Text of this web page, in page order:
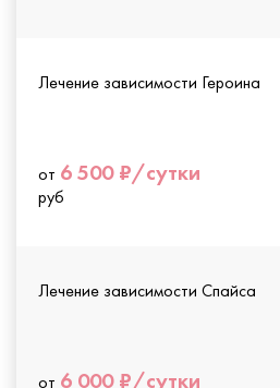
Лечение зависимости Героина
от 6 500 ₽/сутки
руб
Лечение зависимости Спайса
от 6 000 ₽/сутки